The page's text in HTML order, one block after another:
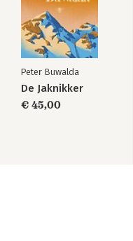
Peter Buwalda
De Jaknikker
€ 45,00